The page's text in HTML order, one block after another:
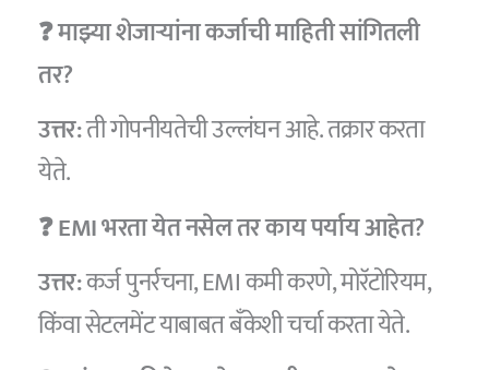
❓ माझ्या शेजाऱ्यांना कर्जाची माहिती सांगितली
तर?
उत्तर:ती गोपनीयतेची उल्लंघन आहे. तक्रार करता
येते.
❓ EMI भरता येत नसेल तर काय पर्याय आहेत?
उत्तर:कर्ज पुनर्रचना, EMI कमी करणे, मोरॅटोरियम,
किंवा सेटलमेंट याबाबत बँकेशी चर्चा करता येते.